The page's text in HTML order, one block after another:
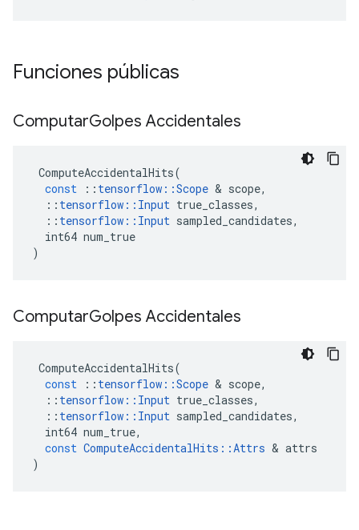
Funciones públicas
ComputarGolpes Accidentales
ComputeAccidentalHits(
const
:: tensorflow ::Scope & scope,
:: tensorflow :: Input true_classes,
:: tensorflow :: Input sampled_candidates,
int64 num_true
)
ComputarGolpes Accidentales
ComputeAccidentalHits(
const
:: tensorflow ::Scope & scope,
:: tensorflow :: Input true_classes,
:: tensorflow :: Input sampled_candidates,
int64 num_true,
const ComputeAccidentalHits ::Attrs & attrs
)